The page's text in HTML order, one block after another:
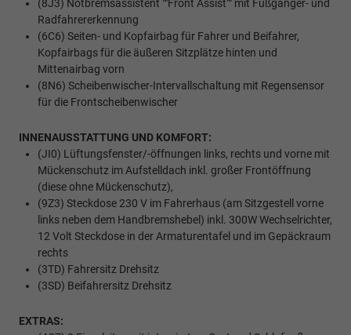
(8J3) Notbremsassistent ""Front Assist"" mit Fußgänger- und
Radfahrererkennung
(6C6) Seiten- und Kopfairbag für Fahrer und Beifahrer,
Kopfairbags für die äußeren Sitzplätze hinten und
Mittenairbag vorn
(8N6) Scheibenwischer-Intervallschaltung mit Regensensor
für die Frontscheibenwischer
INNENAUSSTATTUNG UND KOMFORT:
(JI0) Lüftungsfenster/-öffnungen links, rechts und vorne mit
Mückenschutz im Aufstelldach inkl. großer Frontöffnung
(diese ohne Mückenschutz),
(9Z3) Steckdose 230 V im Fahrerhaus (am Sitzgestell vorne
links neben dem Handbremshebel) inkl. 300W Wechselrichter,
12 Volt Steckdose in der Armaturentafel und im Gepäckraum
rechts
(3TD) Fahrersitz Drehsitz
(3SD) Beifahrersitz Drehsitz
EXTRAS: